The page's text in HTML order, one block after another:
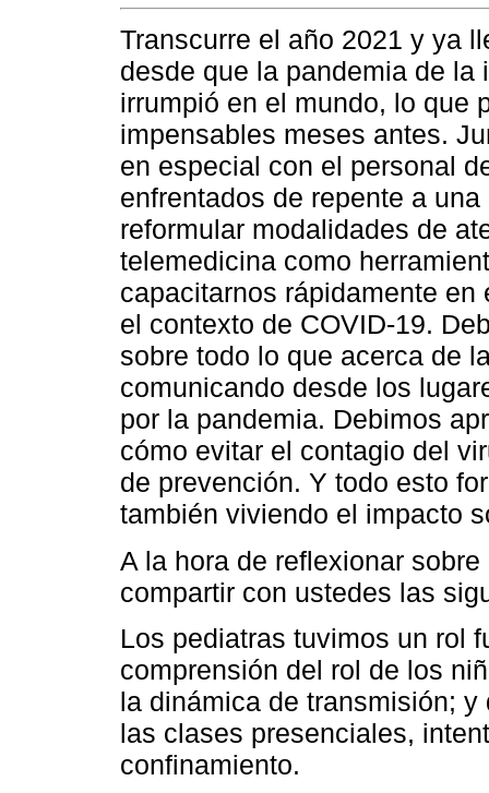
Transcurre el año 2021 y ya
desde que la pandemia de la
irrumpió en el mundo, lo que
impensables meses antes.
en especial con el personal
enfrentados de repente a
reformular modalidades de
telemedicina como
capacitarnos rápidamente
el contexto de COVID-19.
sobre todo lo que acerca de
comunicando desde los
por la pandemia. Debimos
cómo evitar el contagio del
de prevención. Y todo esto
también viviendo el impacto
A la hora de reflexionar
compartir con ustedes las
Los pediatras tuvimos un rol
comprensión del rol de los
la dinámica de transmisión;
las clases presenciales,
confinamiento.